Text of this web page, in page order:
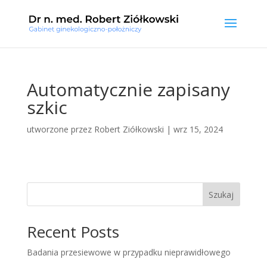
Automatycznie zapisany
szkic
utworzone przez Robert Ziółkowski | wrz 15, 2024
Szukaj
Recent Posts
Badania przesiewowe w przypadku nieprawidłowego